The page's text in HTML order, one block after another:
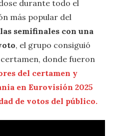
durante todo el
más popular del
semifinales con una
, el grupo consiguió
donde fueron
del certamen y
en Eurovisión 2025
de votos del público.